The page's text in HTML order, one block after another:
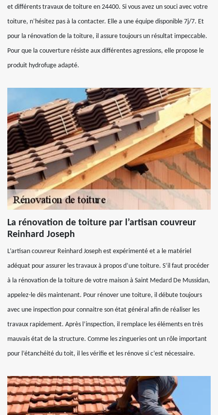
et différents travaux de toiture en 24400. Si vous avez un souci avec votre
toiture, n’hésitez pas à la contacter. Elle a une équipe disponible 7j/7. Et
pour la rénovation de la toiture, il assure toujours un résultat impeccable.
Pour que la couverture résiste aux différentes agressions, elle propose le
produit hydrofuge adapté.
La rénovation de toiture par l’artisan couvreur
Reinhard Joseph
L’artisan couvreur Reinhard Joseph est expérimenté et a le matériel
adéquat pour assurer les travaux à propos d’une toiture. S’il faut procéder
à la rénovation de la toiture de votre maison à Saint Medard De Mussidan,
appelez-le dès maintenant. Pour rénover une toiture, il débute toujours
avec une inspection pour connaitre son état général afin de réaliser les
travaux rapidement. Après l’inspection, il remplace les éléments en très
mauvais état de la structure. Comme les zingueries ont un rôle important
pour l’étanchéité du toit, il les vérifie et les rénove si c’est nécessaire.